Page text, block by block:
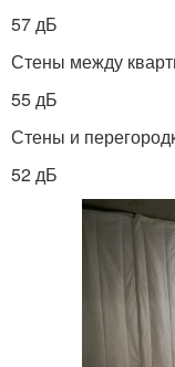
57 дБ
Стены между
55 дБ
Стены и
52 дБ